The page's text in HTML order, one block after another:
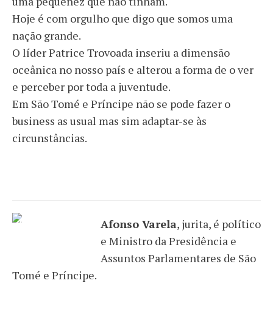
Hoje é com orgulho que digo que somos uma
nação grande.
O líder Patrice Trovoada inseriu a dimensão
oceânica no nosso país e alterou a forma de o ver
e perceber por toda a juventude.
Em São Tomé e Príncipe não se pode fazer o
business as usual mas sim adaptar-se às
circunstâncias.
Afonso Varela, jurita, é político
e Ministro da Presidência e
Assuntos Parlamentares de São
Tomé e Príncipe.